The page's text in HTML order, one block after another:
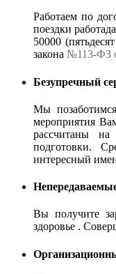
Работаем по
поездки
50000
закона №113-ФЗ
Безупречный
Мы
мероприятия
рассчитаны
подготовки.
интересный
Вы получите
здоровье .